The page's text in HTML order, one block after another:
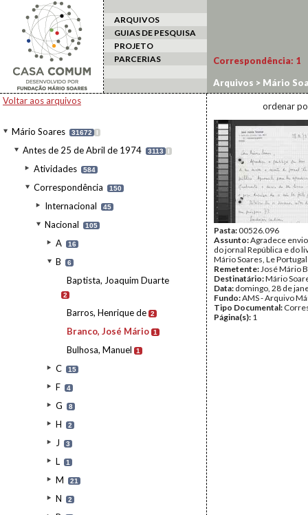
ARQUIVOS
GUIAS DE PESQUISA
PROJETO
PARCERIAS
Voltar aos arquivos
Mário Soares 31672 I
Antes de 25 de Abril de 1974 3113 I
Atividades 584
Correspondência 150
Internacional 45
Nacional 105
A 16
B 6
Baptista, Joaquim Duarte
2
Barros, Henrique de 2
Branco, José Mário 1
Bulhosa, Manuel 1
C 15
F 4
G 8
H 2
J 3
L 1
M 21
N 2
Correspondência: 1
Arquivos > Mário
Mário
ordenar
Pasta:00526.096
Assunto:Agradece
do jornal República e do
Mário Soares, Le
Remetente:José Mário
Destinatário:Mário
Data: domingo, 28 de
Fundo:AMS - Arquivo
Tipo Documental:
Página(s): 1